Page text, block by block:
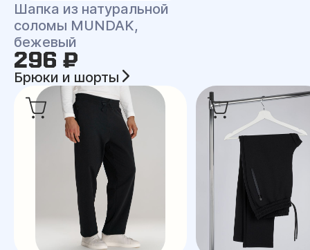
Шапка из натуральной
соломы MUNDAK,
бежевый
296 ₽
Брюки и шорты